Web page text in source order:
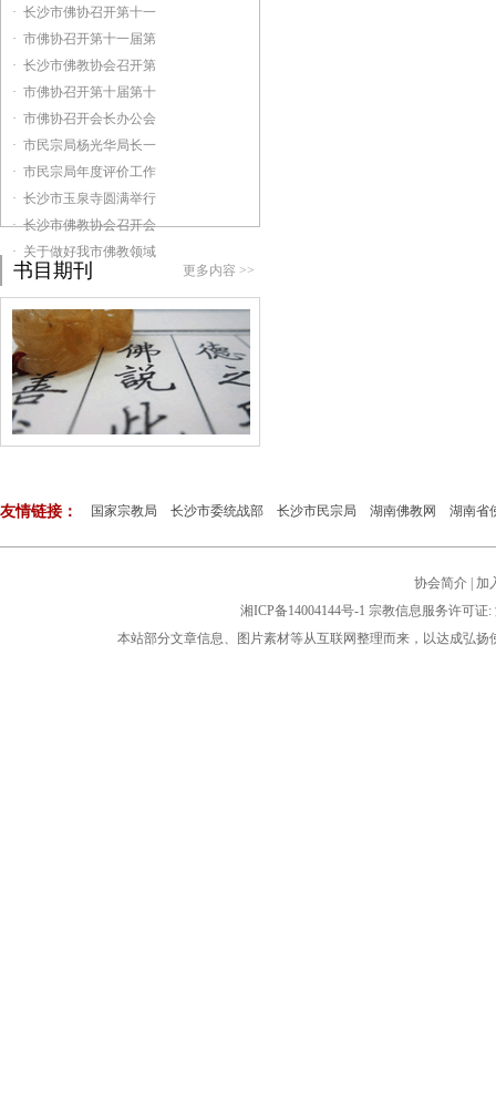
· 长沙市佛协召开第十一
· 市佛协召开第十一届第
· 长沙市佛教协会召开第
· 市佛协召开第十届第十
· 市佛协召开会长办公会
· 市民宗局杨光华局长一
· 市民宗局年度评价工作
· 长沙市玉泉寺圆满举行
· 长沙市佛教协会召开会
· 关于做好我市佛教领域
书目期刊 更多内容 >>
友情链接： 国家宗教局 长沙市委统战部 长沙市民宗局 湖南佛教网 湖南省
协会简介
加
湘ICP备14004144号-1 宗教信息服务许可证:
本站部分文章信息、图片素材等从互联网整理而来，以达成弘